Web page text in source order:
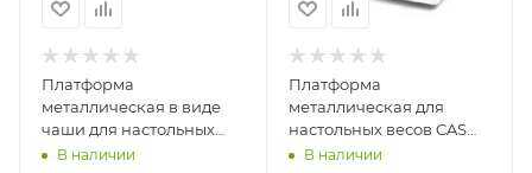
Платформа
металлическая в виде
чаши для настольных
весов CAS SW
В наличии
Платформа
металлическая для
настольных весов CAS
SWВ наличии